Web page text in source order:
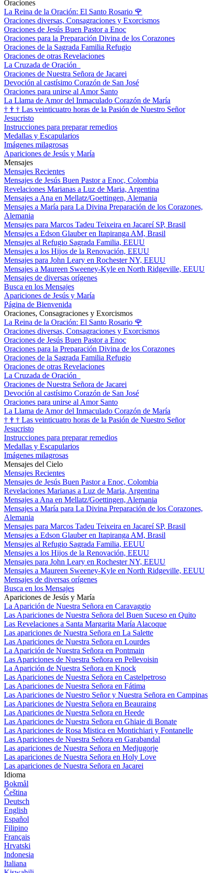
Oraciones
La Reina de la Oración: El Santo Rosario 🌹
Oraciones diversas, Consagraciones y Exorcismos
Oraciones de Jesús Buen Pastor a Enoc
Oraciones para la Preparación Divina de los Corazones
Oraciones de la Sagrada Familia Refugio
Oraciones de otras Revelaciones
La Cruzada de Oración
Oraciones de Nuestra Señora de Jacarei
Devoción al castísimo Corazón de San José
Oraciones para unirse al Amor Santo
La Llama de Amor del Inmaculado Corazón de María
† † † Las veinticuatro horas de la Pasión de Nuestro Señor
Jesucristo
Instrucciones para preparar remedios
Medallas y Escapularios
Imágenes milagrosas
Apariciones de Jesús y María
Mensajes
Mensajes Recientes
Mensajes de Jesús Buen Pastor a Enoc, Colombia
Revelaciones Marianas a Luz de Maria, Argentina
Mensajes a Ana en Mellatz/Goettingen, Alemania
Mensajes a María para La Divina Preparación de los Corazones,
Alemania
Mensajes para Marcos Tadeu Teixeira en Jacareí SP, Brasil
Mensajes a Edson Glauber en Itapiranga AM, Brasil
Mensajes al Refugio Sagrada Familia, EEUU
Mensajes a los Hijos de la Renovación, EEUU
Mensajes para John Leary en Rochester NY, EEUU
Mensajes a Maureen Sweeney-Kyle en North Ridgeville, EEUU
Mensajes de diversas orígenes
Busca en los Mensajes
Apariciones de Jesús y María
Página de Bienvenida
Oraciones, Consagraciones y Exorcismos
La Reina de la Oración: El Santo Rosario 🌹
Oraciones diversas, Consagraciones y Exorcismos
Oraciones de Jesús Buen Pastor a Enoc
Oraciones para la Preparación Divina de los Corazones
Oraciones de la Sagrada Familia Refugio
Oraciones de otras Revelaciones
La Cruzada de Oración
Oraciones de Nuestra Señora de Jacarei
Devoción al castísimo Corazón de San José
Oraciones para unirse al Amor Santo
La Llama de Amor del Inmaculado Corazón de María
† † † Las veinticuatro horas de la Pasión de Nuestro Señor
Jesucristo
Instrucciones para preparar remedios
Medallas y Escapularios
Imágenes milagrosas
Mensajes del Cielo
Mensajes Recientes
Mensajes de Jesús Buen Pastor a Enoc, Colombia
Revelaciones Marianas a Luz de Maria, Argentina
Mensajes a Ana en Mellatz/Goettingen, Alemania
Mensajes a María para La Divina Preparación de los Corazones,
Alemania
Mensajes para Marcos Tadeu Teixeira en Jacareí SP, Brasil
Mensajes a Edson Glauber en Itapiranga AM, Brasil
Mensajes al Refugio Sagrada Familia, EEUU
Mensajes a los Hijos de la Renovación, EEUU
Mensajes para John Leary en Rochester NY, EEUU
Mensajes a Maureen Sweeney-Kyle en North Ridgeville, EEUU
Mensajes de diversas orígenes
Busca en los Mensajes
Apariciones de Jesús y María
La Aparición de Nuestra Señora en Caravaggio
Las Apariciones de Nuestra Señora del Buen Suceso en Quito
Las Revelaciones a Santa Margarita María Alacoque
Las apariciones de Nuestra Señora en La Salette
Las Apariciones de Nuestra Señora en Lourdes
La Aparición de Nuestra Señora en Pontmain
Las Apariciones de Nuestra Señora en Pellevoisin
La Aparición de Nuestra Señora en Knock
Las Apariciones de Nuestra Señora en Castelpetroso
Las Apariciones de Nuestra Señora en Fátima
Las Apariciones de Nuestro Señor y Nuestra Señora en Campinas
Las Apariciones de Nuestra Señora en Beauraing
Las Apariciones de Nuestra Señora en Heede
Las Apariciones de Nuestra Señora en Ghiaie di Bonate
Las Apariciones de Rosa Mistica en Montichiari y Fontanelle
Las Apariciones de Nuestra Señora en Garabandal
Las apariciones de Nuestra Señora en Medjugorje
Las apariciones de Nuestra Señora en Holy Love
Las apariciones de Nuestra Señora en Jacarei
Idioma
Bokmål
Čeština
Deutsch
English
Español
Filipino
Français
Hrvatski
Indonesia
Italiana